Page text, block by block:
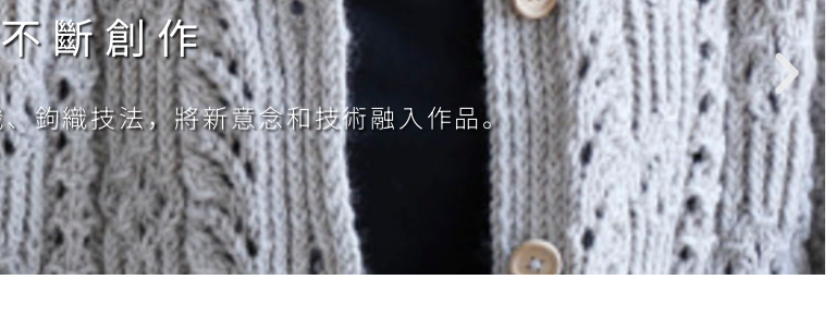
不斷創作
鉤織技法，將新意念和技術融入作品。